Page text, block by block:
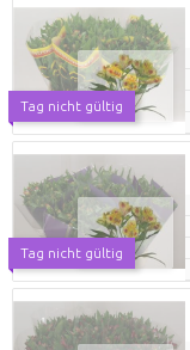
Tag nicht gültig
Tag nicht gültig